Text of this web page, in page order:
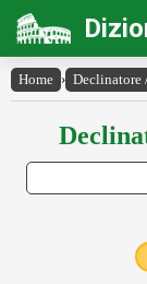
Home › Declinatore